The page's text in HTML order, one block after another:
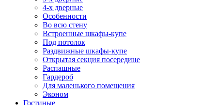
4-х дверные
Особенности
Во всю стену
Встроенные шкафы-купе
Под потолок
Раздвижные шкафы-купе
Открытая секция посередине
Распашные
Гардероб
Для маленького помещения
Эконом
Гостиные